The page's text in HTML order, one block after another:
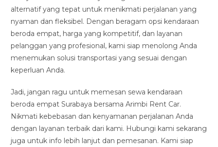
alternatif yang tepat untuk menikmati perjalanan yang
nyaman dan fleksibel. Dengan beragam opsi kendaraan
beroda empat, harga yang kompetitif, dan layanan
pelanggan yang profesional, kami siap menolong Anda
menemukan solusi transportasi yang sesuai dengan
keperluan Anda.
Jadi, jangan ragu untuk memesan sewa kendaraan
beroda empat Surabaya bersama Arimbi Rent Car.
Nikmati kebebasan dan kenyamanan perjalanan Anda
dengan layanan terbaik dari kami. Hubungi kami sekarang
juga untuk info lebih lanjut dan pemesanan. Kami siap